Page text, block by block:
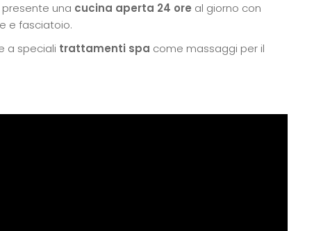
una cucina aperta 24 ore al giorno con
e fasciatoio.
a speciali trattamenti spa come massaggi per il